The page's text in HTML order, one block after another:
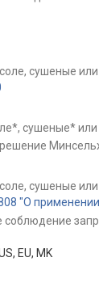
сушеные
сушеные*
сушеные
"О
, EU, MK